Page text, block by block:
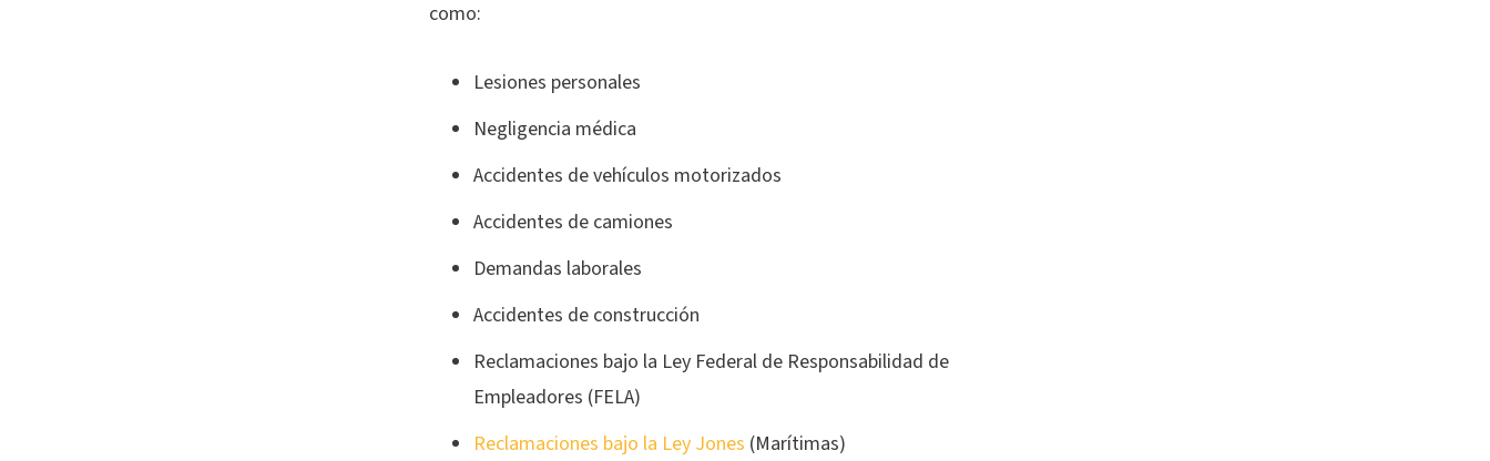
como:
Lesiones personales
Negligencia médica
Accidentes de vehículos motorizados
Accidentes de camiones
Demandas laborales
Accidentes de construcción
Reclamaciones bajo la Ley Federal de Responsabilidad de
Empleadores (FELA)
Reclamaciones bajo la Ley Jones (Marítimas)